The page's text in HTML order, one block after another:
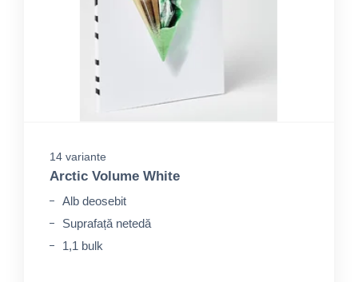
14 variante
Arctic Volume White
Alb deosebit
Suprafață netedă
1,1 bulk